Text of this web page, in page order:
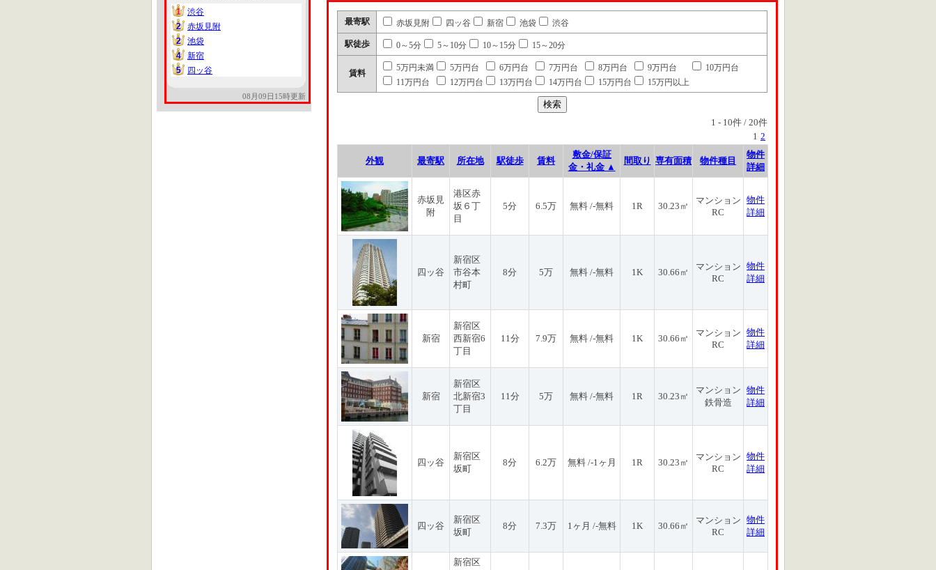
1
1
渋谷
2
2
赤坂見附
2
2
池袋
4
4
新宿
5
5 四ッ谷
08月09日15時更新
最寄駅 赤坂見附 四ッ谷 新宿 池袋 渋谷
駅徒歩 0～5分 5～10分 10～15分 15～20分
賃料
5万円未満 5万円台 6万円台 7万円台 8万円台 9万円台
10万円台
11万円台
12万円台 13万円台 14万円台 15万円台 15万円以上
1 - 10件 / 20件
1 2
外観 最寄駅 所在地 駅徒歩 賃料
敷金/保証
金・礼金 ▲
間取り 専有面積 物件種目
物件
詳細
赤坂見
附
港区赤
坂６丁
目
5分 6.5万 無料 /-無料 1R 30.23㎡
マンション
RC
物件
詳細
四ッ谷
新宿区
市谷本
村町
8分 5万 無料 /-無料 1K 30.66㎡
マンション
RC
物件
詳細
新宿
新宿区
西新宿6
丁目
11分 7.9万 無料 /-無料 1K 30.66㎡
マンション
RC
物件
詳細
新宿
新宿区
北新宿3
丁目
11分 5万 無料 /-無料 1R 30.23㎡
マンション
鉄骨造
物件
詳細
四ッ谷
新宿区
坂町
8分 6.2万 無料 /-1ヶ月 1R 30.23㎡
マンション
RC
物件
詳細
四ッ谷
新宿区
坂町
8分 7.3万 1ヶ月 /-無料 1K 30.66㎡
マンション
RC
物件
詳細
新宿区